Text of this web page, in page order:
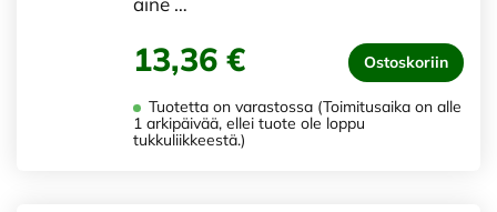
13,36 € Ostoskoriin
Tuotetta on varastossa (Toimitusaika on alle
1 arkipäivää, ellei tuote ole loppu
tukkuliikkeestä.)